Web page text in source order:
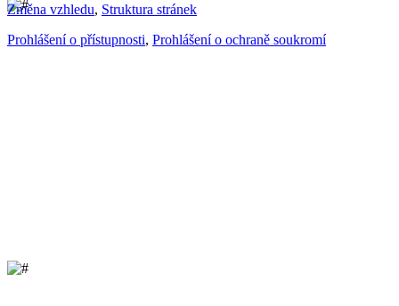
Změna vzhledu, Struktura stránek
Prohlášení o přístupnosti, Prohlášení o ochraně soukromí